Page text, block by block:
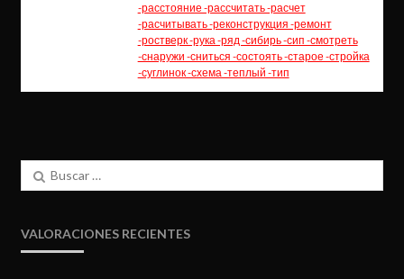
-расстояние -рассчитать -расчет
-расчитывать -реконструкция -ремонт
-ростверк -рука -ряд -сибирь -сип -смотреть
-снаружи -сниться -состоять -старое -стройка
-суглинок -схема -теплый -тип
Buscar:
VALORACIONES RECIENTES